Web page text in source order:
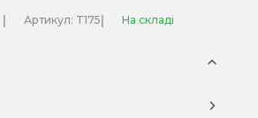
| Артикул: T175| На складі